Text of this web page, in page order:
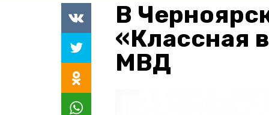
В
«Классная
МВД